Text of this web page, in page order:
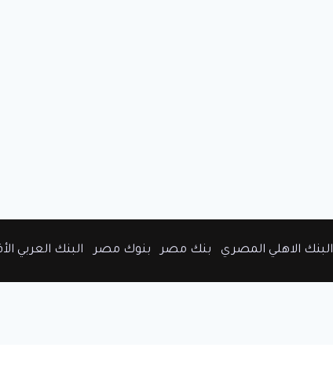
البنك الاهلي المصري بنك مصر بنوك مصر البنك العربي